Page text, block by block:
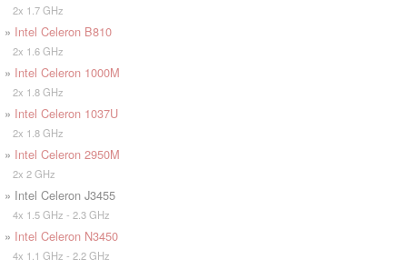
2x 1.7 GHz
» Intel Celeron B810
2x 1.6 GHz
» Intel Celeron 1000M
2x 1.8 GHz
» Intel Celeron 1037U
2x 1.8 GHz
» Intel Celeron 2950M
2x 2 GHz
» Intel Celeron J3455
4x 1.5 GHz - 2.3 GHz
» Intel Celeron N3450
4x 1.1 GHz - 2.2 GHz